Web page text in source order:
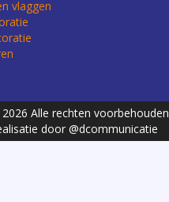
vlaggen
Alle rechten voorbehouden
door @dcommunicatie